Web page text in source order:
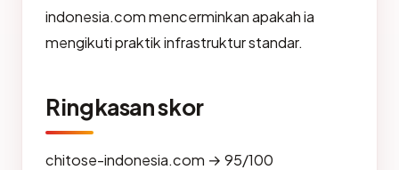
indonesia.com mencerminkan apakah ia
mengikuti praktik infrastruktur standar.
Ringkasan skor
chitose-indonesia.com → 95/100